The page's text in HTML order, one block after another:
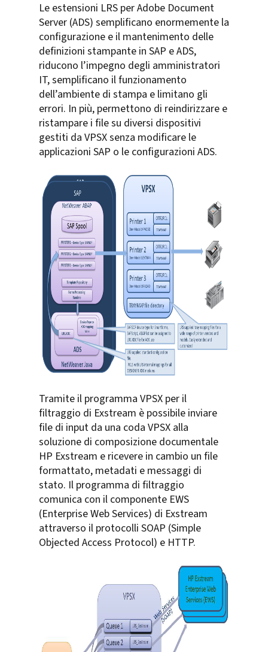
Le estensioni LRS per Adobe Document
Server (ADS) semplificano enormemente la
configurazione e il mantenimento delle
definizioni stampante in SAP e ADS,
riducono l’impegno degli amministratori
IT, semplificano il funzionamento
dell’ambiente di stampa e limitano gli
errori. In più, permettono di reindirizzare e
ristampare i file su diversi dispositivi
gestiti da VPSX senza modificare le
applicazioni SAP o le configurazioni ADS.
Tramite il programma VPSX per il
filtraggio di Exstream è possibile inviare
file di input da una coda VPSX alla
soluzione di composizione documentale
HP Exstream e ricevere in cambio un file
formattato, metadati e messaggi di
stato. Il programma di filtraggio
comunica con il componente EWS
(Enterprise Web Services) di Exstream
attraverso il protocolli SOAP (Simple
Objected Access Protocol) e HTTP.